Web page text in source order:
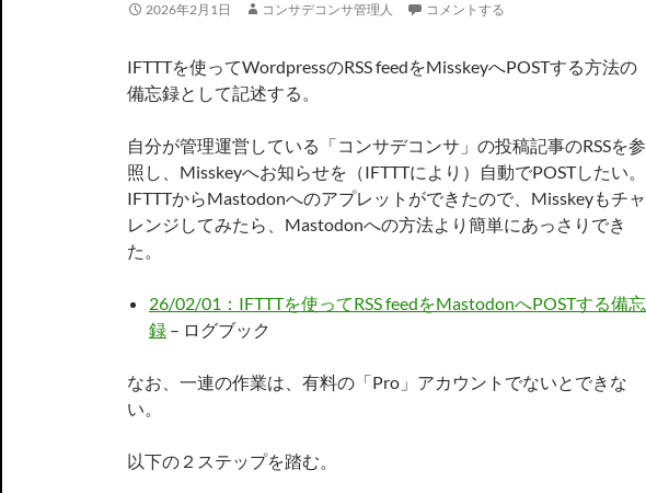
2026年2月1日 コンサデコンサ管理人 コメントする
IFTTTを使ってWordpressのRSS feedをMisskeyへPOSTする方法の
備忘録として記述する。
自分が管理運営している「コンサデコンサ」の投稿記事のRSSを参
照し、Misskeyへお知らせを（IFTTTにより）自動でPOSTしたい。
IFTTTからMastodonへのアプレットができたので、Misskeyもチャ
レンジしてみたら、Mastodonへの方法より簡単にあっさりでき
た。
26/02/01：IFTTTを使ってRSS feedをMastodonへPOSTする備忘
録 – ログブック
なお、一連の作業は、有料の「Pro」アカウントでないとできな
い。
以下の２ステップを踏む。